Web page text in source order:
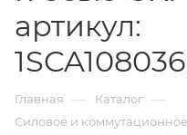
артикул:
Главная — Каталог —
Силовое и